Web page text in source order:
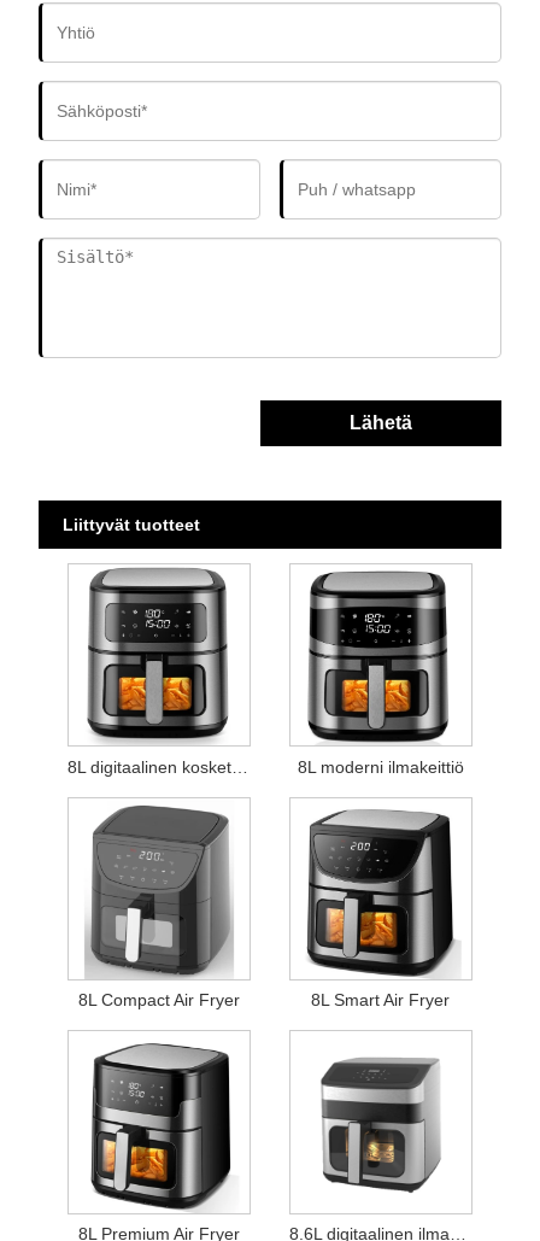
Lähetä
Liittyvät tuotteet
8L digitaalinen kosketusilmakeittiö 8L moderni ilmakeittiö
8L Compact Air Fryer 8L Smart Air Fryer
8L Premium Air Fryer